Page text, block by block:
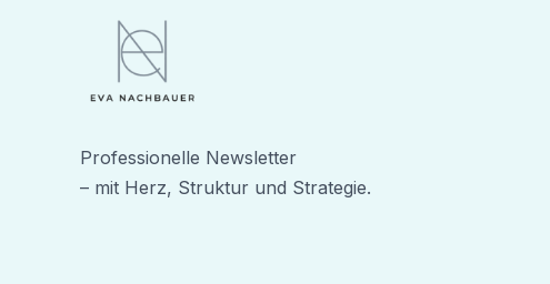
Professionelle Newsletter
– mit Herz, Struktur und Strategie.